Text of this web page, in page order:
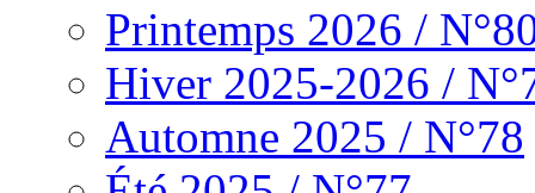
Printemps 2026 /
Hiver 2025-2026 /
Automne 2025 / N°78